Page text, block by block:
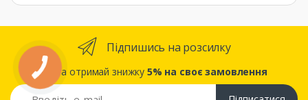
Підпишись на розсилку
... та отримай знижку 5% на своє замовлення